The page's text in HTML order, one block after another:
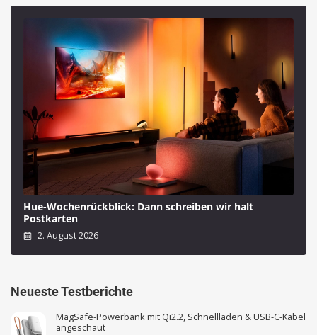
Hue-Wochenrückblick: Dann schreiben wir halt
Postkarten
2. August 2026
Neueste Testberichte
MagSafe-Powerbank mit Qi2.2, Schnellladen & USB-C-Kabel
angeschaut